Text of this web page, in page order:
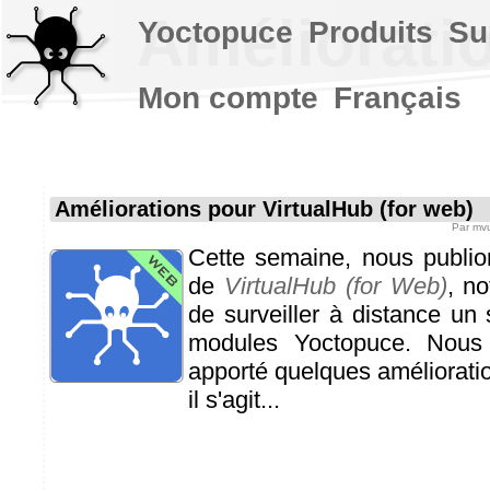
Améliorations pour VirtualHub (for web)
Par
Cette semaine, nous
de VirtualHub (for Web),
de surveiller à distance un
modules Yoctopuce.
apporté quelques
il s'agit...
Yoctopuce Produits
Mon compte Français